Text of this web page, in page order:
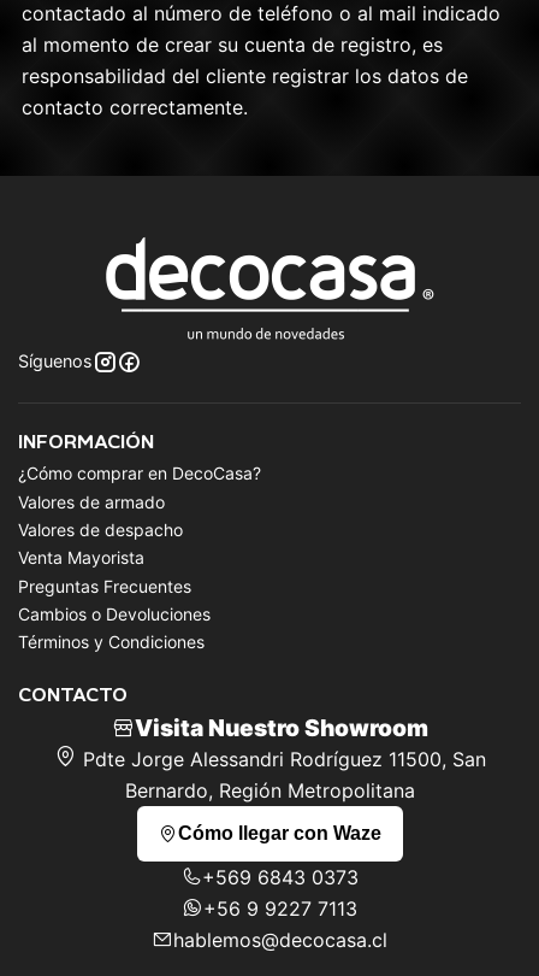
contactado al número de teléfono o al mail indicado
al momento de crear su cuenta de registro, es
responsabilidad del cliente registrar los datos de
contacto correctamente.
Síguenos
INFORMACIÓN
¿Cómo comprar en DecoCasa?
Valores de armado
Valores de despacho
Venta Mayorista
Preguntas Frecuentes
Cambios o Devoluciones
Términos y Condiciones
CONTACTO
Visita Nuestro Showroom
Pdte Jorge Alessandri Rodríguez 11500, San
Bernardo, Región Metropolitana
Cómo llegar con Waze
+569 6843 0373
+56 9 9227 7113
hablemos@decocasa.cl